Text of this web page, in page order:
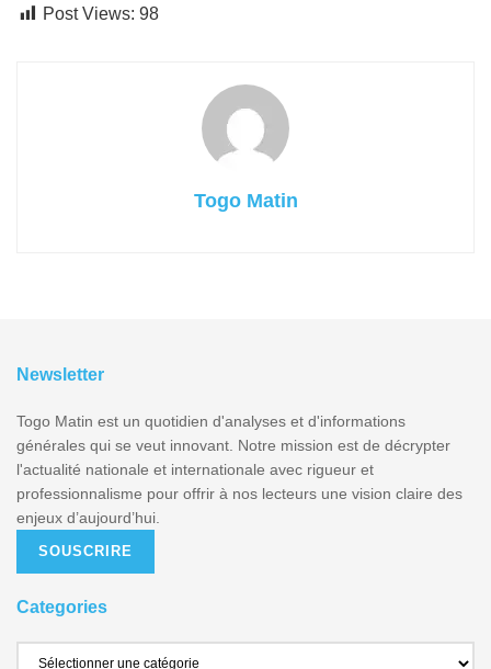
Post Views: 98
Togo Matin
Newsletter
Togo Matin est un quotidien d'analyses et d'informations
générales qui se veut innovant. Notre mission est de décrypter
l'actualité nationale et internationale avec rigueur et
professionnalisme pour offrir à nos lecteurs une vision claire des
enjeux d’aujourd’hui.
SOUSCRIRE
Categories